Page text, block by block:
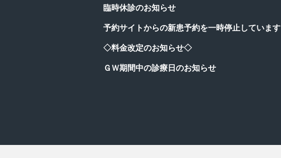
臨時休診のお知らせ
予約サイトからの新患予約を一時停止しています
◇料金改定のお知らせ◇
ＧＷ期間中の診療日のお知らせ